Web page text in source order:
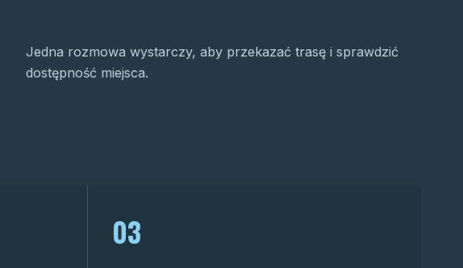
Jedna rozmowa wystarczy, aby przekazać trasę i sprawdzić
dostępność miejsca.
03